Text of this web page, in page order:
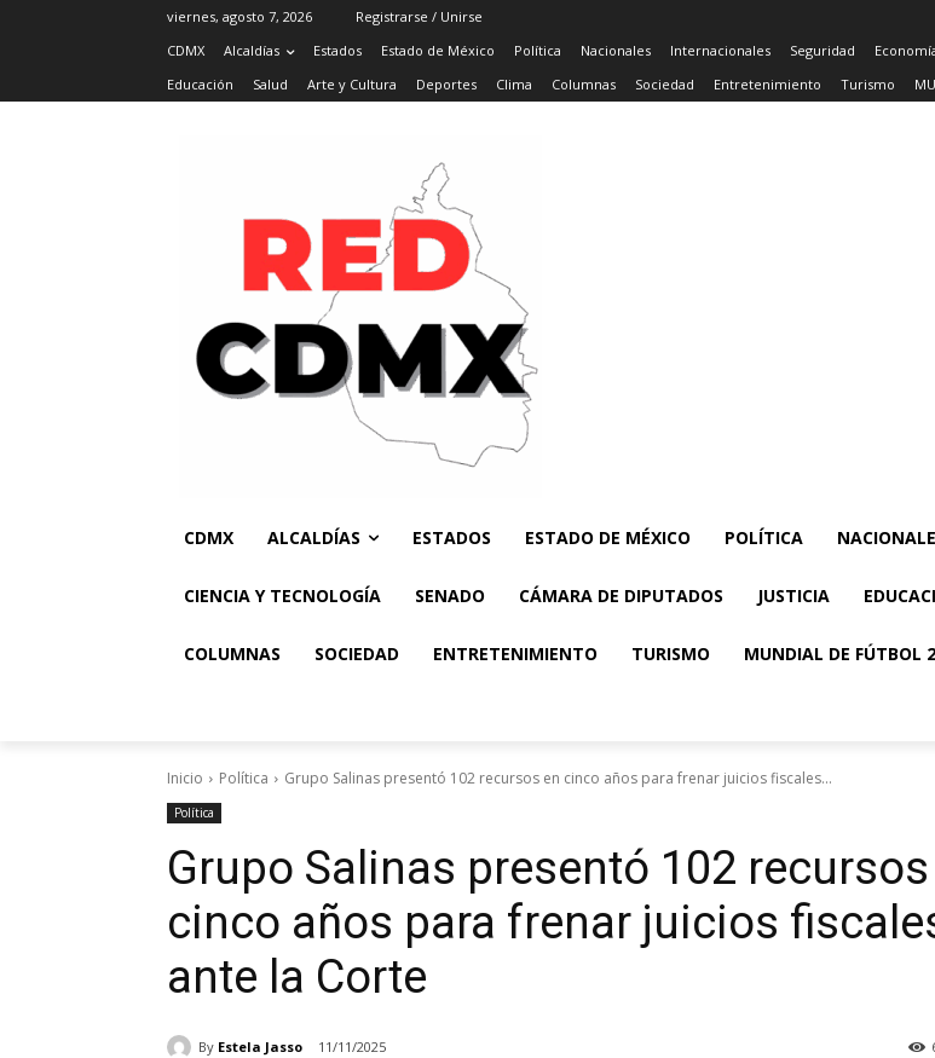
viernes, agosto 7, 2026
Registrarse / Unirse
CDMX
Alcaldías Estados Estado de México Política Nacionales Internacionales Seguridad
Educación
Salud Arte y Cultura Deportes Clima Columnas Sociedad Entretenimiento Turismo
CDMX ALCALDÍAS ESTADOS ESTADO DE MÉXICO POLÍTICA
CIENCIA Y TECNOLOGÍA SENADO CÁMARA DE DIPUTADOS JUSTICIA
COLUMNAS SOCIEDAD ENTRETENIMIENTO TURISMO MUNDIAL DE FÚTBOL
Inicio Política Grupo Salinas presentó 102 recursos en cinco años para frenar juicios fiscales...
Política
Grupo Salinas presentó 102 recursos
cinco años para frenar juicios
ante la Corte
By Estela Jasso 11/11/2025